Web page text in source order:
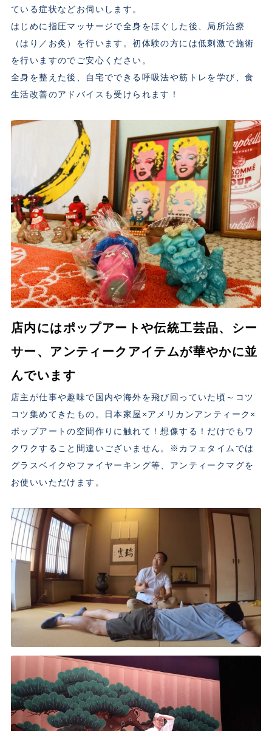
ている症状などお伺いします。
はじめに指圧マッサージで全身をほぐした後、局所治療
（はり／お灸）を行います。初体験の方には低刺激で施術
を行いますのでご安心ください。
全身を整えた後、自宅でできる呼吸法や筋トレを学び、食
生活改善のアドバイスも受けられます！
店内にはポップアートや伝統工芸品、シー
サー、アンティークアイテムが華やかに並
んでいます
店主が仕事や趣味で国内や海外を飛び回っていた頃～コツ
コツ集めてきたもの。日本家屋×アメリカンアンティーク×
ポップアートの空間作りに触れて！想像する！だけでもワ
クワクすること間違いございません。※カフェタイムでは
グラスベイクやファイヤーキング等、アンティークマグを
お使いいただけます。